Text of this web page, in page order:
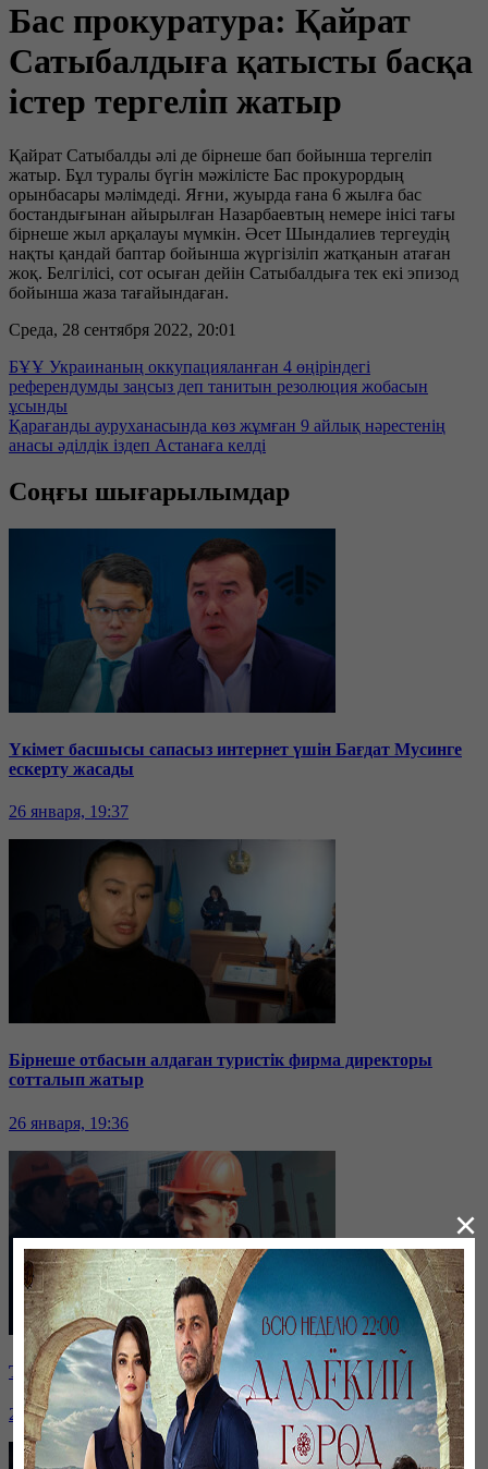
Бас прокуратура: Қайрат
Сатыбалдыға қатысты басқа
істер тергеліп жатыр
Қайрат Сатыбалды әлі де бірнеше бап бойынша тергеліп
жатыр. Бұл туралы бүгін мәжілісте Бас прокурордың
орынбасары мәлімдеді. Яғни, жуырда ғана 6 жылға бас
бостандығынан айырылған Назарбаевтың немере інісі тағы
бірнеше жыл арқалауы мүмкін. Әсет Шындалиев тергеудің
нақты қандай баптар бойынша жүргізіліп жатқанын атаған
жоқ. Белгілісі, сот осыған дейін Сатыбалдыға тек екі эпизод
бойынша жаза тағайындаған.
Среда, 28 сентября 2022, 20:01
БҰҰ Украинаның оккупацияланған 4 өңіріндегі
референдумды заңсыз деп танитын резолюция жобасын
ұсынды
Қарағанды ауруханасында көз жұмған 9 айлық нәрестенің
анасы әділдік іздеп Астанаға келді
Соңғы шығарылымдар
Үкімет басшысы сапасыз интернет үшін Бағдат Мусинге
ескерту жасады
26 января, 19:37
Бірнеше отбасын алдаған туристік фирма директоры
сотталып жатыр
26 января, 19:36
Таразда ТЭЦ қызметкерлері жалақы көтеруді талап етті
26 января, 19:36
×